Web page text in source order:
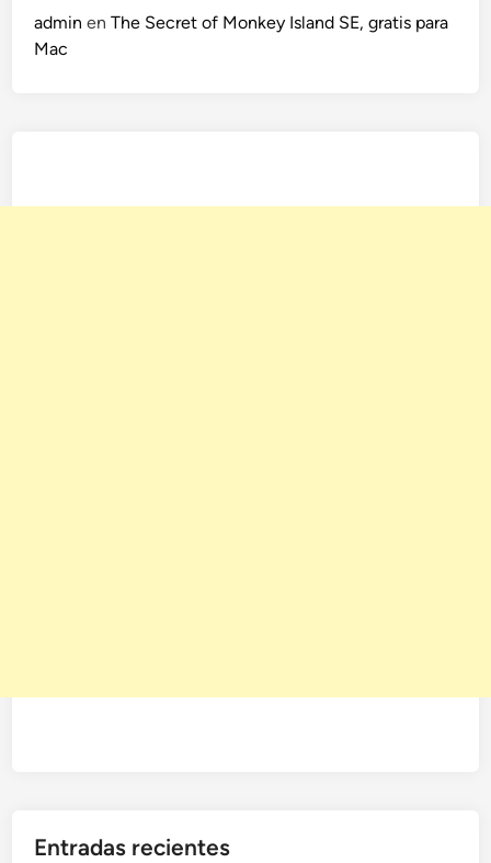
admin enThe Secret of Monkey Island SE, gratis para
Mac
Entradas recientes